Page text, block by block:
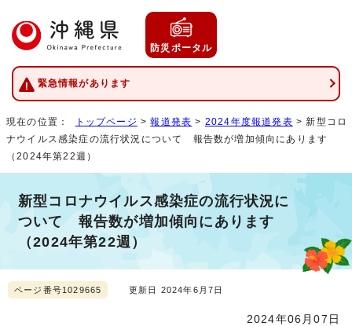
防災ポータル
緊急情報があります
現在の位置： トップページ >報道発表 > 2024年度報道発表 > 新型コロ
ナウイルス感染症の流行状況について 報告数が増加傾向にあります
（2024年第22週）
新型コロナウイルス感染症の流行状況に
ついて 報告数が増加傾向にあります
（2024年第22週）
ページ番号1029665 更新日 2024年6月7日
2024年06月07日